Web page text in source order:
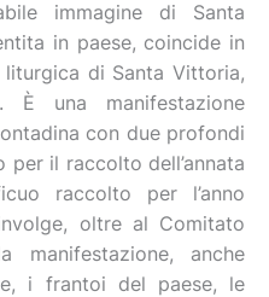
immagine di Santa
in paese, coincide in
di Santa Vittoria,
È una manifestazione
con due profondi
il raccolto dell’annata
raccolto per l’anno
oltre al Comitato
manifestazione, anche
i frantoi del paese, le